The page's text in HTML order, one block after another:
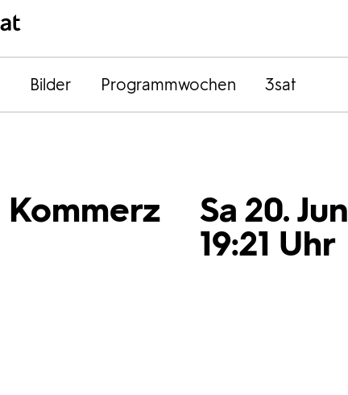
Bilder Programmwochen 3sat
Sa 20. Jun
19:21 Uhr